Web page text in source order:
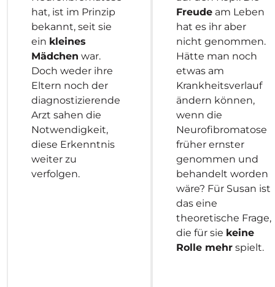
hat, ist im Prinzip
bekannt, seit sie
ein kleines
Mädchen war.
Doch weder ihre
Eltern noch der
diagnostizierende
Arzt sahen die
Notwendigkeit,
diese Erkenntnis
weiter zu
verfolgen.
Freudeam Leben
hat es ihr aber
nicht genommen.
Hätte man noch
etwas am
Krankheitsverlauf
ändern können,
wenn die
Neurofibromatose
früher ernster
genommen und
behandelt worden
wäre? Für Susan ist
das eine
theoretische Frage,
die für sie keine
Rolle mehrspielt.